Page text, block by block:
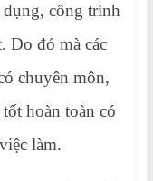
công trình
Do đó mà các
chuyên môn,
hoàn toàn có
làm.